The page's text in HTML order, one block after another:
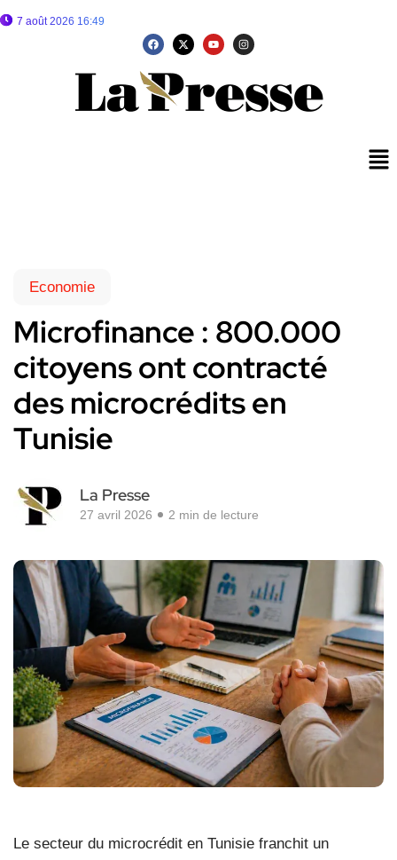
7 août 2026 16:49
Economie
Microfinance : 800.000
citoyens ont contracté
des microcrédits en
Tunisie
La Presse
27 avril 2026 2 min de lecture
Le secteur du microcrédit en Tunisie franchit un